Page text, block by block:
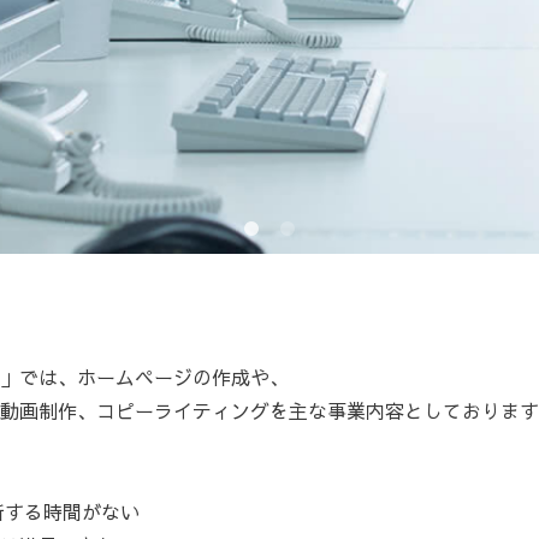
では、ホームページの作成や、
画制作、コピーライティングを主な事業内容としておりま
る時間がない